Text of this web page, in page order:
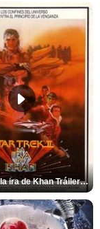
Star Trek II: la ira de Khan Tráiler VO